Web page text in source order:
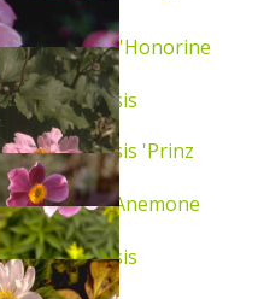
x hybrida 'Honorine
hupehensis
plant
hupehensis 'Prinz
x hybrida
hupehensis
Anemone